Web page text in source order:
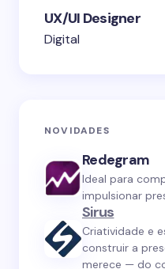
UX/UI Designer
Digital
NOVIDADES
Redegram
Ideal para
impulsionar
Sirus
Criatividade e
construir a
merece — do